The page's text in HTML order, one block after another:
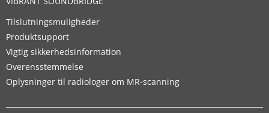
Tilslutningsmuligheder
Produktsupport
Vigtig sikkerhedsinformation
Overensstemmelse
Oplysninger til radiologer om MR-scanning